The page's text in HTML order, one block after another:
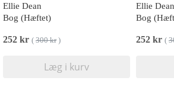
Ellie Dean
Bog (Hæftet)
252 kr ( 300 kr)
Læg i kurv
Ellie Dean
Bog
252 kr (